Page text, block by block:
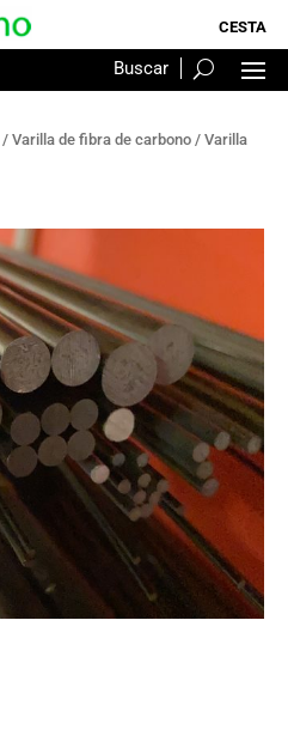
/ Varilla de fibra de carbono / Varilla